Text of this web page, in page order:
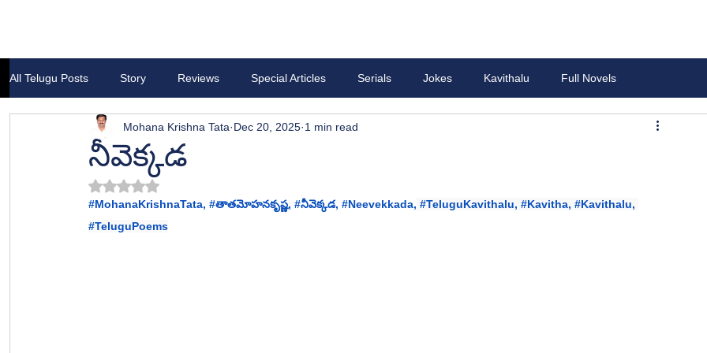
All Telugu Posts Story Reviews Special Articles Serials Jokes Kavithalu Full Novels
నీవెక్కడ
Mohana Krishna Tata Dec 20, 2025 1 min read
Rated NaN out of 5 stars.
#MohanaKrishnaTata, #తాతమోహనకృష్ణ, #నీవెక్కడ, #Neevekkada, #TeluguKavithalu, #Kavitha, #Kavithalu,
#TeluguPoems